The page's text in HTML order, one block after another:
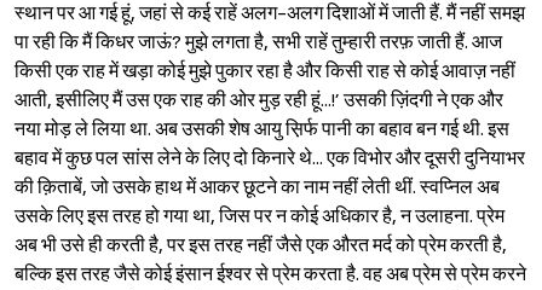
स्थान पर आ गई हूं, जहां से कई राहें अलग-अलग दिशाओं में जाती हैं. मैं नहीं समझ
पा रही कि मैं किधर जाऊं? मुझे लगता है, सभी राहें तुम्हारी तरफ़ जाती हैं. आज
किसी एक राह में खड़ा कोई मुझे पुकार रहा है और किसी राह से कोई आवाज़ नहीं
आती, इसीलिए मैं उस एक राह की ओर मुड़ रही हूं...!’ उसकी ज़िंदगी ने एक और
नया मोड़ ले लिया था. अब उसकी शेष आयु स़िर्फ पानी का बहाव बन गई थी. इस
बहाव में कुछ पल सांस लेने के लिए दो किनारे थे... एक विभोर और दूसरी दुनियाभर
की क़िताबें, जो उसके हाथ में आकर छूटने का नाम नहीं लेती थीं. स्वप्निल अब
उसके लिए इस तरह हो गया था, जिस पर न कोई अधिकार है, न उलाहना. प्रेम
अब भी उसे ही करती है, पर इस तरह नहीं जैसे एक औरत मर्द को प्रेम करती है,
बल्कि इस तरह जैसे कोई इंसान ईश्‍वर से प्रेम करता है. वह अब प्रेम से प्रेम करने